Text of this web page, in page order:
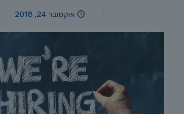
אוקטובר 24, 2018